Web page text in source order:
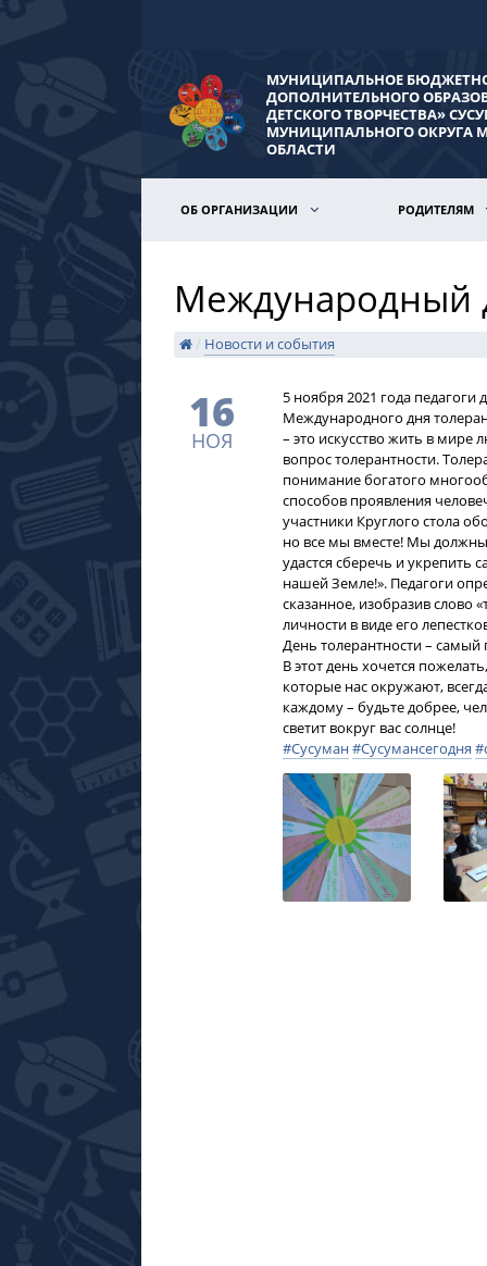
МУНИЦИПАЛЬНОЕ
ДОПОЛНИТЕЛЬНОГО
ДЕТСКОГО ТВОРЧЕСТВА»
МУНИЦИПАЛЬНОГО ОКРУГА
ОБЛАСТИ
ОБ ОРГАНИЗАЦИИ РОДИТЕЛЯМ
Международный
/ Новости и события
16
НОЯ
​​5 ноября 2021 года
Международного дня
– это искусство жить в
вопрос толерантности.
понимание богатого
способов проявления
участники Круглого стола
но все мы вместе! Мы
удастся сберечь и
нашей Земле!». Педагоги
сказанное, изобразив слово
личности в виде его
День толерантности –
В этот день хочется
которые нас окружают,
каждому – будьте добрее,
светит вокруг вас солнце!
#Сусуман#Сусумансегодня